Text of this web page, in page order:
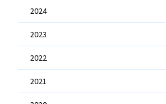
2024
2023
2022
2021